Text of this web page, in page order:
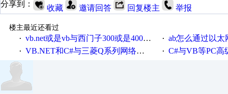
分享到：
收藏 邀请回答 回复楼主 举报
楼主最近还看过
· vb.net或是vb与西门子300或是400plc通信怎么想编写呀！ · ab怎么通过以太网
· VB.NET和C#与三菱Q系列网络通讯的源代码 · C#与VB等PC高级语言与